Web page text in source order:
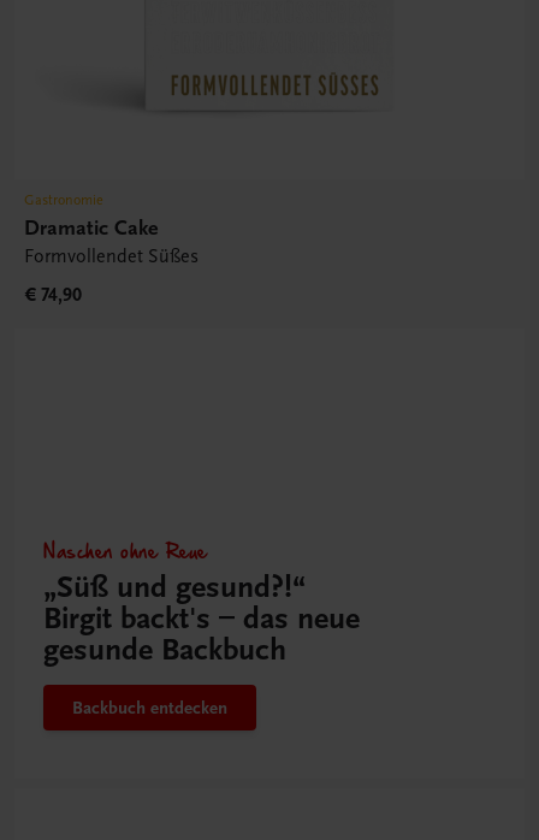
Gastronomie
Dramatic Cake
Formvollendet Süßes
€ 74,90
Naschen ohne Reue
„Süß und gesund?!“
Birgit backt's – das neue
gesunde Backbuch
Backbuch entdecken